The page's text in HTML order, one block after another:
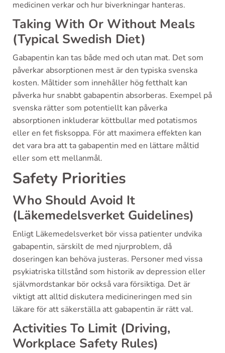
medicinen verkar och hur biverkningar hanteras.
Taking With Or Without Meals
(Typical Swedish Diet)
Gabapentin kan tas både med och utan mat. Det som
påverkar absorptionen mest är den typiska svenska
kosten. Måltider som innehåller hög fetthalt kan
påverka hur snabbt gabapentin absorberas. Exempel på
svenska rätter som potentiellt kan påverka
absorptionen inkluderar köttbullar med potatismos
eller en fet fisksoppa. För att maximera effekten kan
det vara bra att ta gabapentin med en lättare måltid
eller som ett mellanmål.
Safety Priorities
Who Should Avoid It
(Läkemedelsverket Guidelines)
Enligt Läkemedelsverket bör vissa patienter undvika
gabapentin, särskilt de med njurproblem, då
doseringen kan behöva justeras. Personer med vissa
psykiatriska tillstånd som historik av depression eller
självmordstankar bör också vara försiktiga. Det är
viktigt att alltid diskutera medicineringen med sin
läkare för att säkerställa att gabapentin är rätt val.
Activities To Limit (Driving,
Workplace Safety Rules)